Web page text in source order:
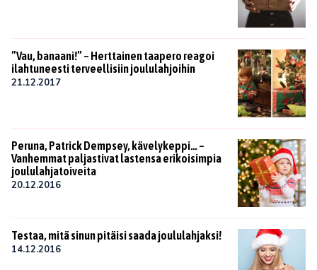
”Vau, banaani!” – Herttainen taapero reagoi
ilahtuneesti terveellisiin joululahjoihin
21.12.2017
Peruna, Patrick Dempsey, kävelykeppi… –
Vanhemmat paljastivat lastensa erikoisimpia
joululahjatoiveita
20.12.2016
Testaa, mitä sinun pitäisi saada joululahjaksi!
14.12.2016